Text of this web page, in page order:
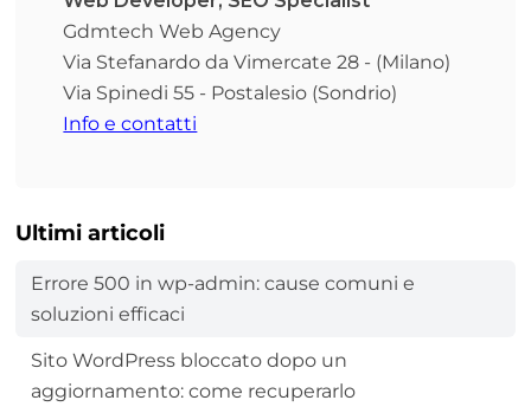
Gdmtech Web Agency
Via Stefanardo da Vimercate 28 - (Milano)
Via Spinedi 55 - Postalesio (Sondrio)
Info e contatti
Ultimi articoli
Errore 500 in wp-admin: cause comuni e
soluzioni efficaci
Sito WordPress bloccato dopo un
aggiornamento: come recuperarlo